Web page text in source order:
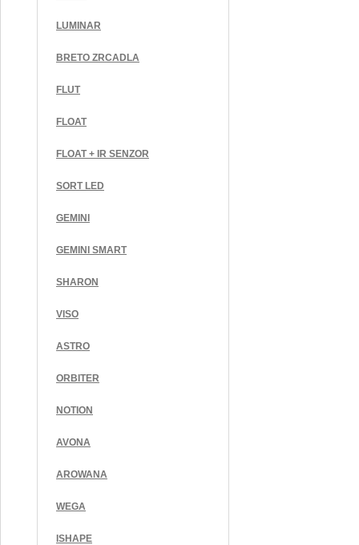
LUMINAR
BRETO ZRCADLA
FLUT
FLOAT
FLOAT + IR SENZOR
SORT LED
GEMINI
GEMINI SMART
SHARON
VISO
ASTRO
ORBITER
NOTION
AVONA
AROWANA
WEGA
ISHAPE